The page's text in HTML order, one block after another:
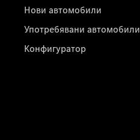
Нови автомобили
Употребявани автомобили
Конфигуратор